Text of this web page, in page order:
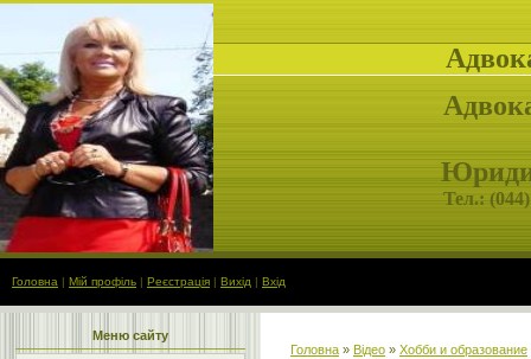
Тел.: (
Головна | Мій профіль | Реєстрація | Вихід | Вхід
Меню сайту
Головна » Відео » Хобби и образование